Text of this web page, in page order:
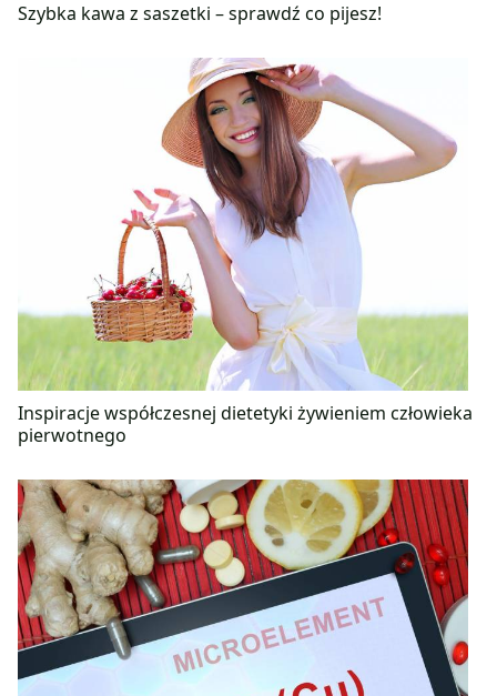
Szybka kawa z saszetki – sprawdź co pijesz!
Inspiracje współczesnej dietetyki żywieniem człowieka
pierwotnego